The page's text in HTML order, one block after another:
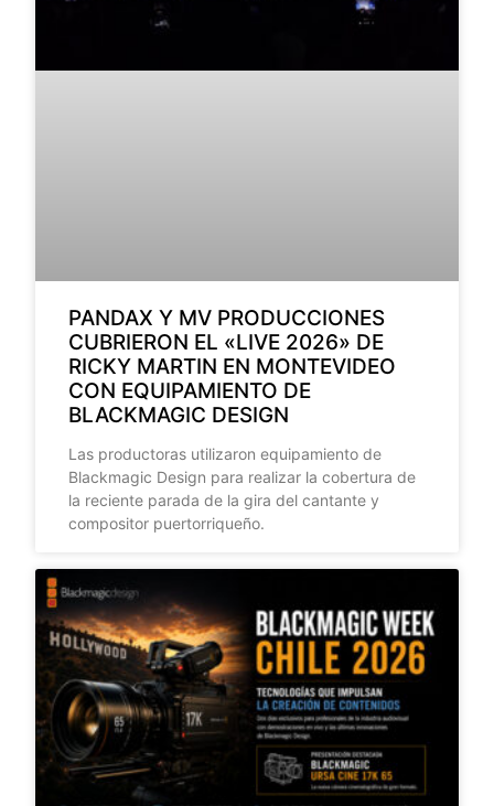
PANDAX Y MV PRODUCCIONES
CUBRIERON EL «LIVE 2026» DE
RICKY MARTIN EN MONTEVIDEO
CON EQUIPAMIENTO DE
BLACKMAGIC DESIGN
Las productoras utilizaron equipamiento de
Blackmagic Design para realizar la cobertura de
la reciente parada de la gira del cantante y
compositor puertorriqueño.